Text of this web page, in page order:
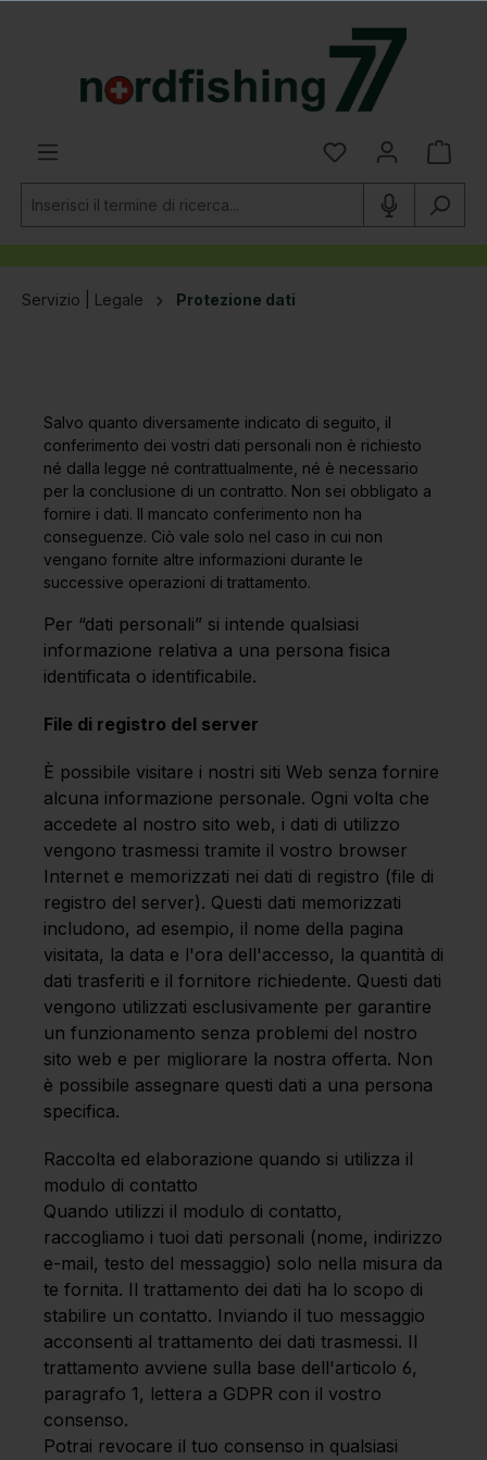
Servizio | Legale Protezione dati
Salvo quanto diversamente indicato di seguito, il
conferimento dei vostri dati personali non è richiesto
né dalla legge né contrattualmente, né è necessario
per la conclusione di un contratto. Non sei obbligato a
fornire i dati. Il mancato conferimento non ha
conseguenze. Ciò vale solo nel caso in cui non
vengano fornite altre informazioni durante le
successive operazioni di trattamento.
Per “dati personali” si intende qualsiasi
informazione relativa a una persona fisica
identificata o identificabile.
File di registro del server
È possibile visitare i nostri siti Web senza fornire
alcuna informazione personale. Ogni volta che
accedete al nostro sito web, i dati di utilizzo
vengono trasmessi tramite il vostro browser
Internet e memorizzati nei dati di registro (file di
registro del server). Questi dati memorizzati
includono, ad esempio, il nome della pagina
visitata, la data e l'ora dell'accesso, la quantità di
dati trasferiti e il fornitore richiedente. Questi dati
vengono utilizzati esclusivamente per garantire
un funzionamento senza problemi del nostro
sito web e per migliorare la nostra offerta. Non
è possibile assegnare questi dati a una persona
specifica.
Raccolta ed elaborazione quando si utilizza il
modulo di contatto
Quando utilizzi il modulo di contatto,
raccogliamo i tuoi dati personali (nome, indirizzo
e-mail, testo del messaggio) solo nella misura da
te fornita. Il trattamento dei dati ha lo scopo di
stabilire un contatto. Inviando il tuo messaggio
acconsenti al trattamento dei dati trasmessi. Il
trattamento avviene sulla base dell'articolo 6,
paragrafo 1, lettera a GDPR con il vostro
consenso.
Potrai revocare il tuo consenso in qualsiasi